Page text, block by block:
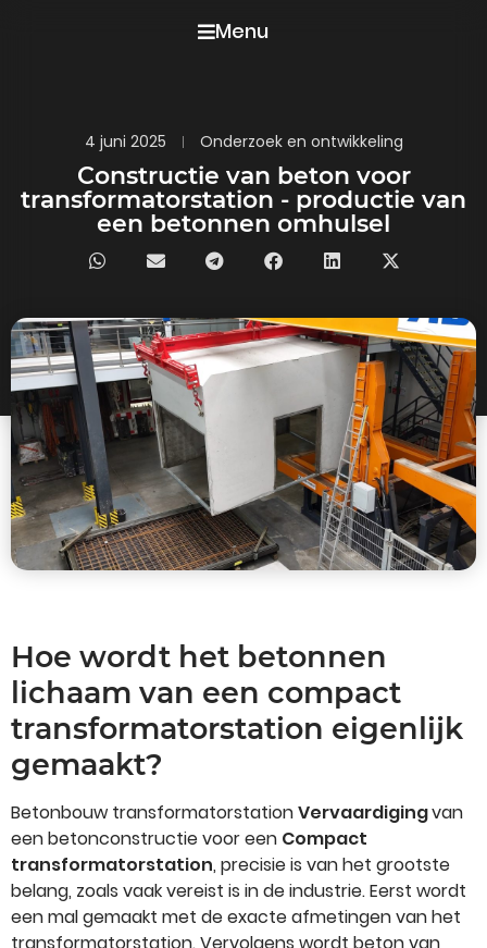
Menu
4 juni 2025 Onderzoek en ontwikkeling
Constructie van beton voor
transformatorstation - productie van
een betonnen omhulsel
Hoe wordt het betonnen
lichaam van een compact
transformatorstation eigenlijk
gemaakt?
Betonbouw transformatorstationVervaardigingvan
een betonconstructie voor een Compact
transformatorstation, precisie is van het grootste
belang, zoals vaak vereist is in de industrie. Eerst wordt
een mal gemaakt met de exacte afmetingen van het
transformatorstation. Vervolgens wordt beton van